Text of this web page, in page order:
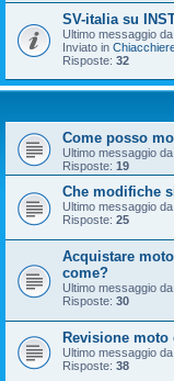
SV-italia su
Ultimo messaggio da
Inviato in
Risposte: 32
Come posso
Ultimo messaggio da
Risposte: 19
Che modifiche
Ultimo messaggio da
Risposte: 25
Acquistare
come?
Ultimo messaggio da
Risposte: 30
Revisione moto
Ultimo messaggio da
Risposte: 38